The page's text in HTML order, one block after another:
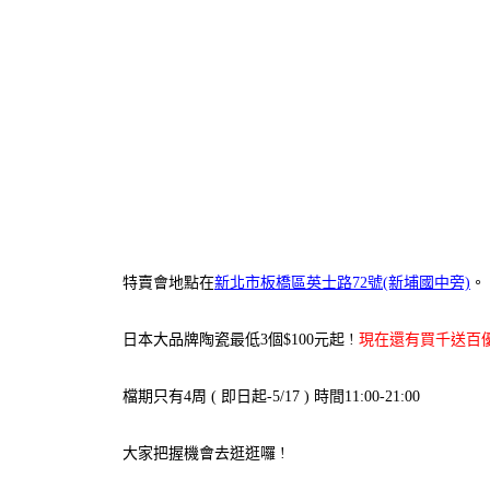
特賣會地點在新北市板橋區英士路72號(新埔國中旁) 。
日本大品牌陶瓷最低3個$100元起 ! 現在還有買千送百
檔期只有4周 ( 即日起-5/17 ) 時間11:00-21:00
大家把握機會去逛逛囉 !